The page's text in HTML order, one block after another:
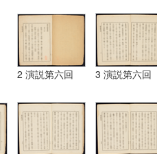
2 演説第六回 3 演説第六回